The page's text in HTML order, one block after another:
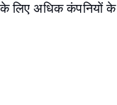
के लिए अधिक कंपनियों के